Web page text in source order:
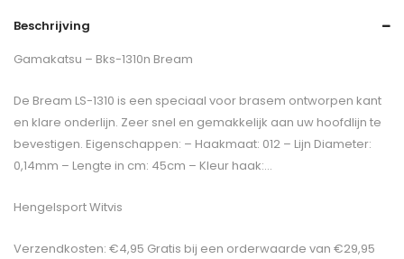
Beschrijving
Gamakatsu – Bks-1310n Bream
De Bream LS-1310 is een speciaal voor brasem ontworpen kant
en klare onderlijn. Zeer snel en gemakkelijk aan uw hoofdlijn te
bevestigen. Eigenschappen: – Haakmaat: 012 – Lijn Diameter:
0,14mm – Lengte in cm: 45cm – Kleur haak:…
Hengelsport Witvis
Verzendkosten: €4,95 Gratis bij een orderwaarde van €29,95